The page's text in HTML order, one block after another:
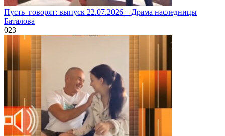
Пусть_говорят: выпуск 22.07.2026 – Драма наследницы
Баталова
023